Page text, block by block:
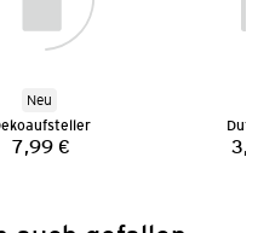
Neu
Preis:
7,99 €